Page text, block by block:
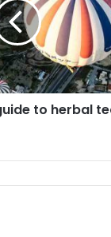
to herbal